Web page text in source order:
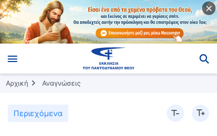
Αρχική Αναγνώσεις
Περιεχόμενα